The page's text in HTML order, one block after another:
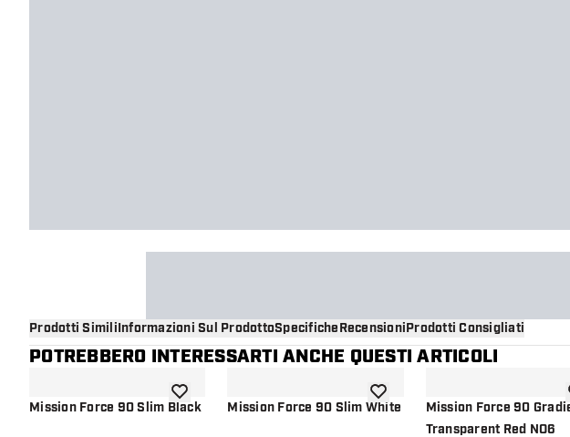
Prodotti SimiliInformazioni Sul ProdottoSpecificheRecensioniProdotti Consigliati
POTREBBERO INTERESSARTI ANCHE QUESTI ARTICOLI
Mission Force 90 Slim Blackaggiungi alla lista dei desideri
Mission Force 90 Slim Whiteaggiungi alla lista dei desideri
Mission Force 90
Transparent Red NO6